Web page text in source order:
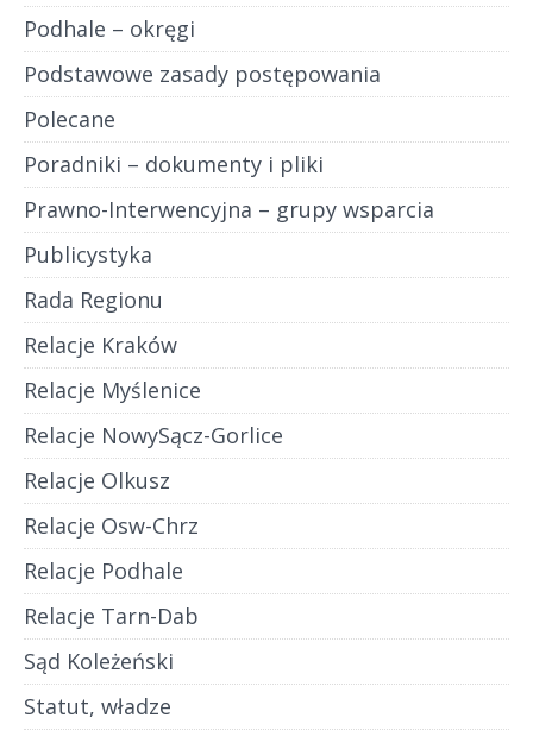
Podhale – okręgi
Podstawowe zasady postępowania
Polecane
Poradniki – dokumenty i pliki
Prawno-Interwencyjna – grupy wsparcia
Publicystyka
Rada Regionu
Relacje Kraków
Relacje Myślenice
Relacje NowySącz-Gorlice
Relacje Olkusz
Relacje Osw-Chrz
Relacje Podhale
Relacje Tarn-Dab
Sąd Koleżeński
Statut, władze